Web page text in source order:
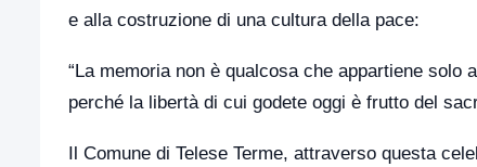
e alla costruzione di una cultura della pace:
“La memoria non è qualcosa che appartiene
perché la libertà di cui godete oggi è frutto del
Il Comune di Telese Terme, attraverso questa